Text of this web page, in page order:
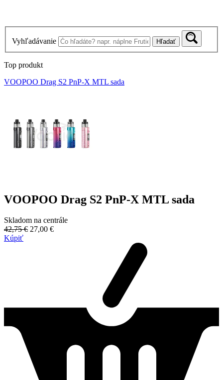
Vyhľadávanie Hľadať
Top produkt
VOOPOO Drag S2 PnP-X MTL sada
VOOPOO Drag S2 PnP-X MTL sada
Skladom na centrále
42,75 € 27,00 €
Kúpiť